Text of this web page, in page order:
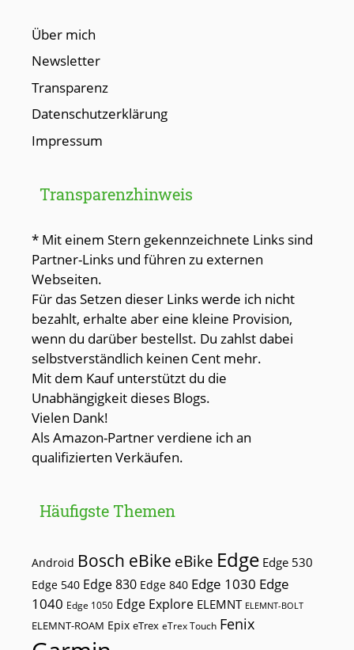
Über mich
Newsletter
Transparenz
Datenschutzerklärung
Impressum
Transparenzhinweis
* Mit einem Stern gekennzeichnete Links sind
Partner-Links und führen zu externen
Webseiten.
Für das Setzen dieser Links werde ich nicht
bezahlt, erhalte aber eine kleine Provision,
wenn du darüber bestellst. Du zahlst dabei
selbstverständlich keinen Cent mehr.
Mit dem Kauf unterstützt du die
Unabhängigkeit dieses Blogs.
Vielen Dank!
Als Amazon-Partner verdiene ich an
qualifizierten Verkäufen.
Häufigste Themen
Android Bosch eBike eBike Edge Edge 530
Edge 540 Edge 830 Edge 840 Edge 1030 Edge
1040 Edge 1050 Edge Explore ELEMNT ELEMNT-BOLT
ELEMNT-ROAM Epix eTrex eTrex Touch Fenix